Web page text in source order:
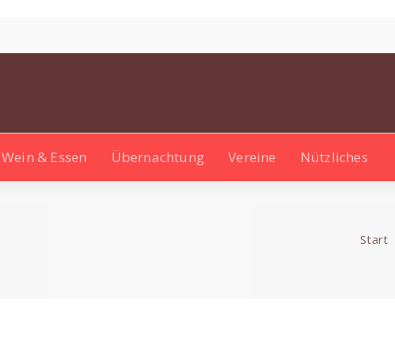
Wein & Essen Übernachtung Vereine Nützliches
Start